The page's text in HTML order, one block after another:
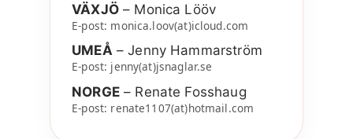
VÄXJÖ– Monica Lööv
E-post: monica.loov(at)icloud.com
UMEÅ– Jenny Hammarström
E-post: jenny(at)jsnaglar.se
NORGE– Renate Fosshaug
E-post: renate1107(at)hotmail.com